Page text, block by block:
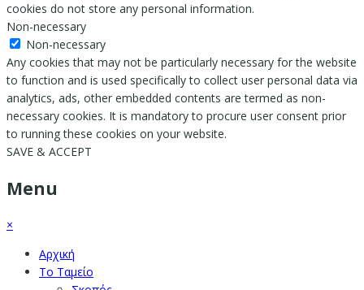
cookies do not store any personal information.
Non-necessary
Non-necessary
Any cookies that may not be particularly necessary for the website
to function and is used specifically to collect user personal data via
analytics, ads, other embedded contents are termed as non-
necessary cookies. It is mandatory to procure user consent prior
to running these cookies on your website.
SAVE & ACCEPT
Menu
×
Αρχική
Το Ταμείο